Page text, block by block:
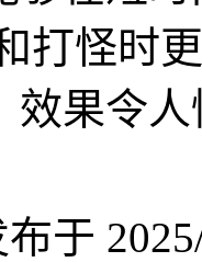
打怪时
效果令
布于